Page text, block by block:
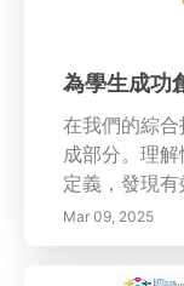
為學生成功
在我們的綜
成部分。理
定義，發現
進包容性等關
和心理健康
感支持系統
Mar 09, 2025